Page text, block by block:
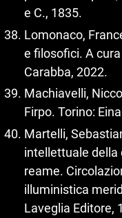
e C., 1835.
Lomonaco,
e filosofici. A
Carabba, 2022.
Machiavelli,
Firpo. Torino:
Martelli,
intellettuale della
reame.
illuministica
Laveglia Editore,